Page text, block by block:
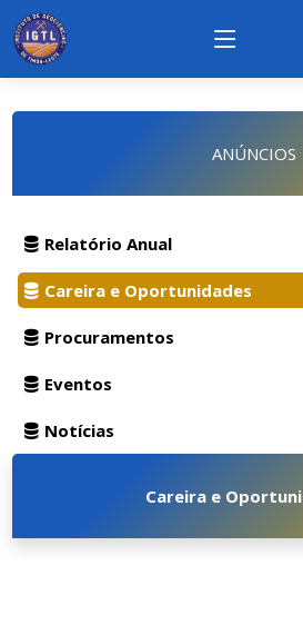
ANÚNCIOS
Relatório Anual
Careira e Oportunidades
Procuramentos
Eventos
Notícias
Careira e